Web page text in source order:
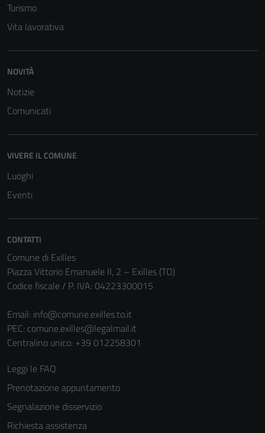
Turismo
Vita lavorativa
NOVITÀ
Notizie
Comunicati
VIVERE IL COMUNE
Luoghi
Eventi
CONTATTI
Comune di Exilles
Piazza Vittorio Emanuele II, 2 – Exilles (TO)
Codice fiscale / P. IVA: 04223300015
Email: info@comune.exilles.to.it
PEC: comune.exilles@legalmail.it
Centralino unico: +39 012258301
Leggi le FAQ
Prenotazione appuntamento
Segnalazione disservizio
Richiesta assistenza
Questi cookie
essere